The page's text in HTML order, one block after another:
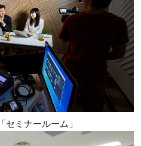
セミナールーム」